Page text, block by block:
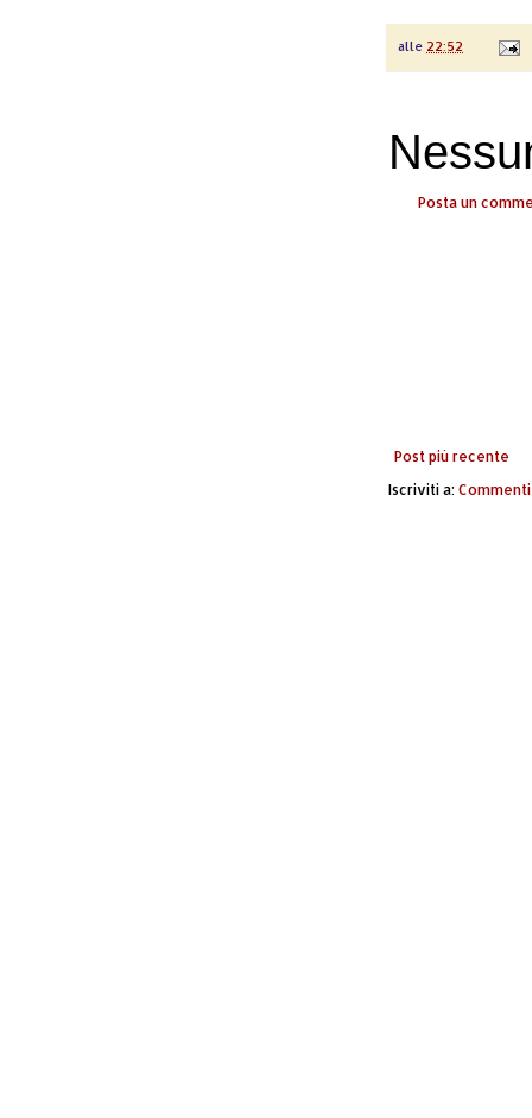
alle 22:52
Posta un
Post più recente
Iscriviti a: